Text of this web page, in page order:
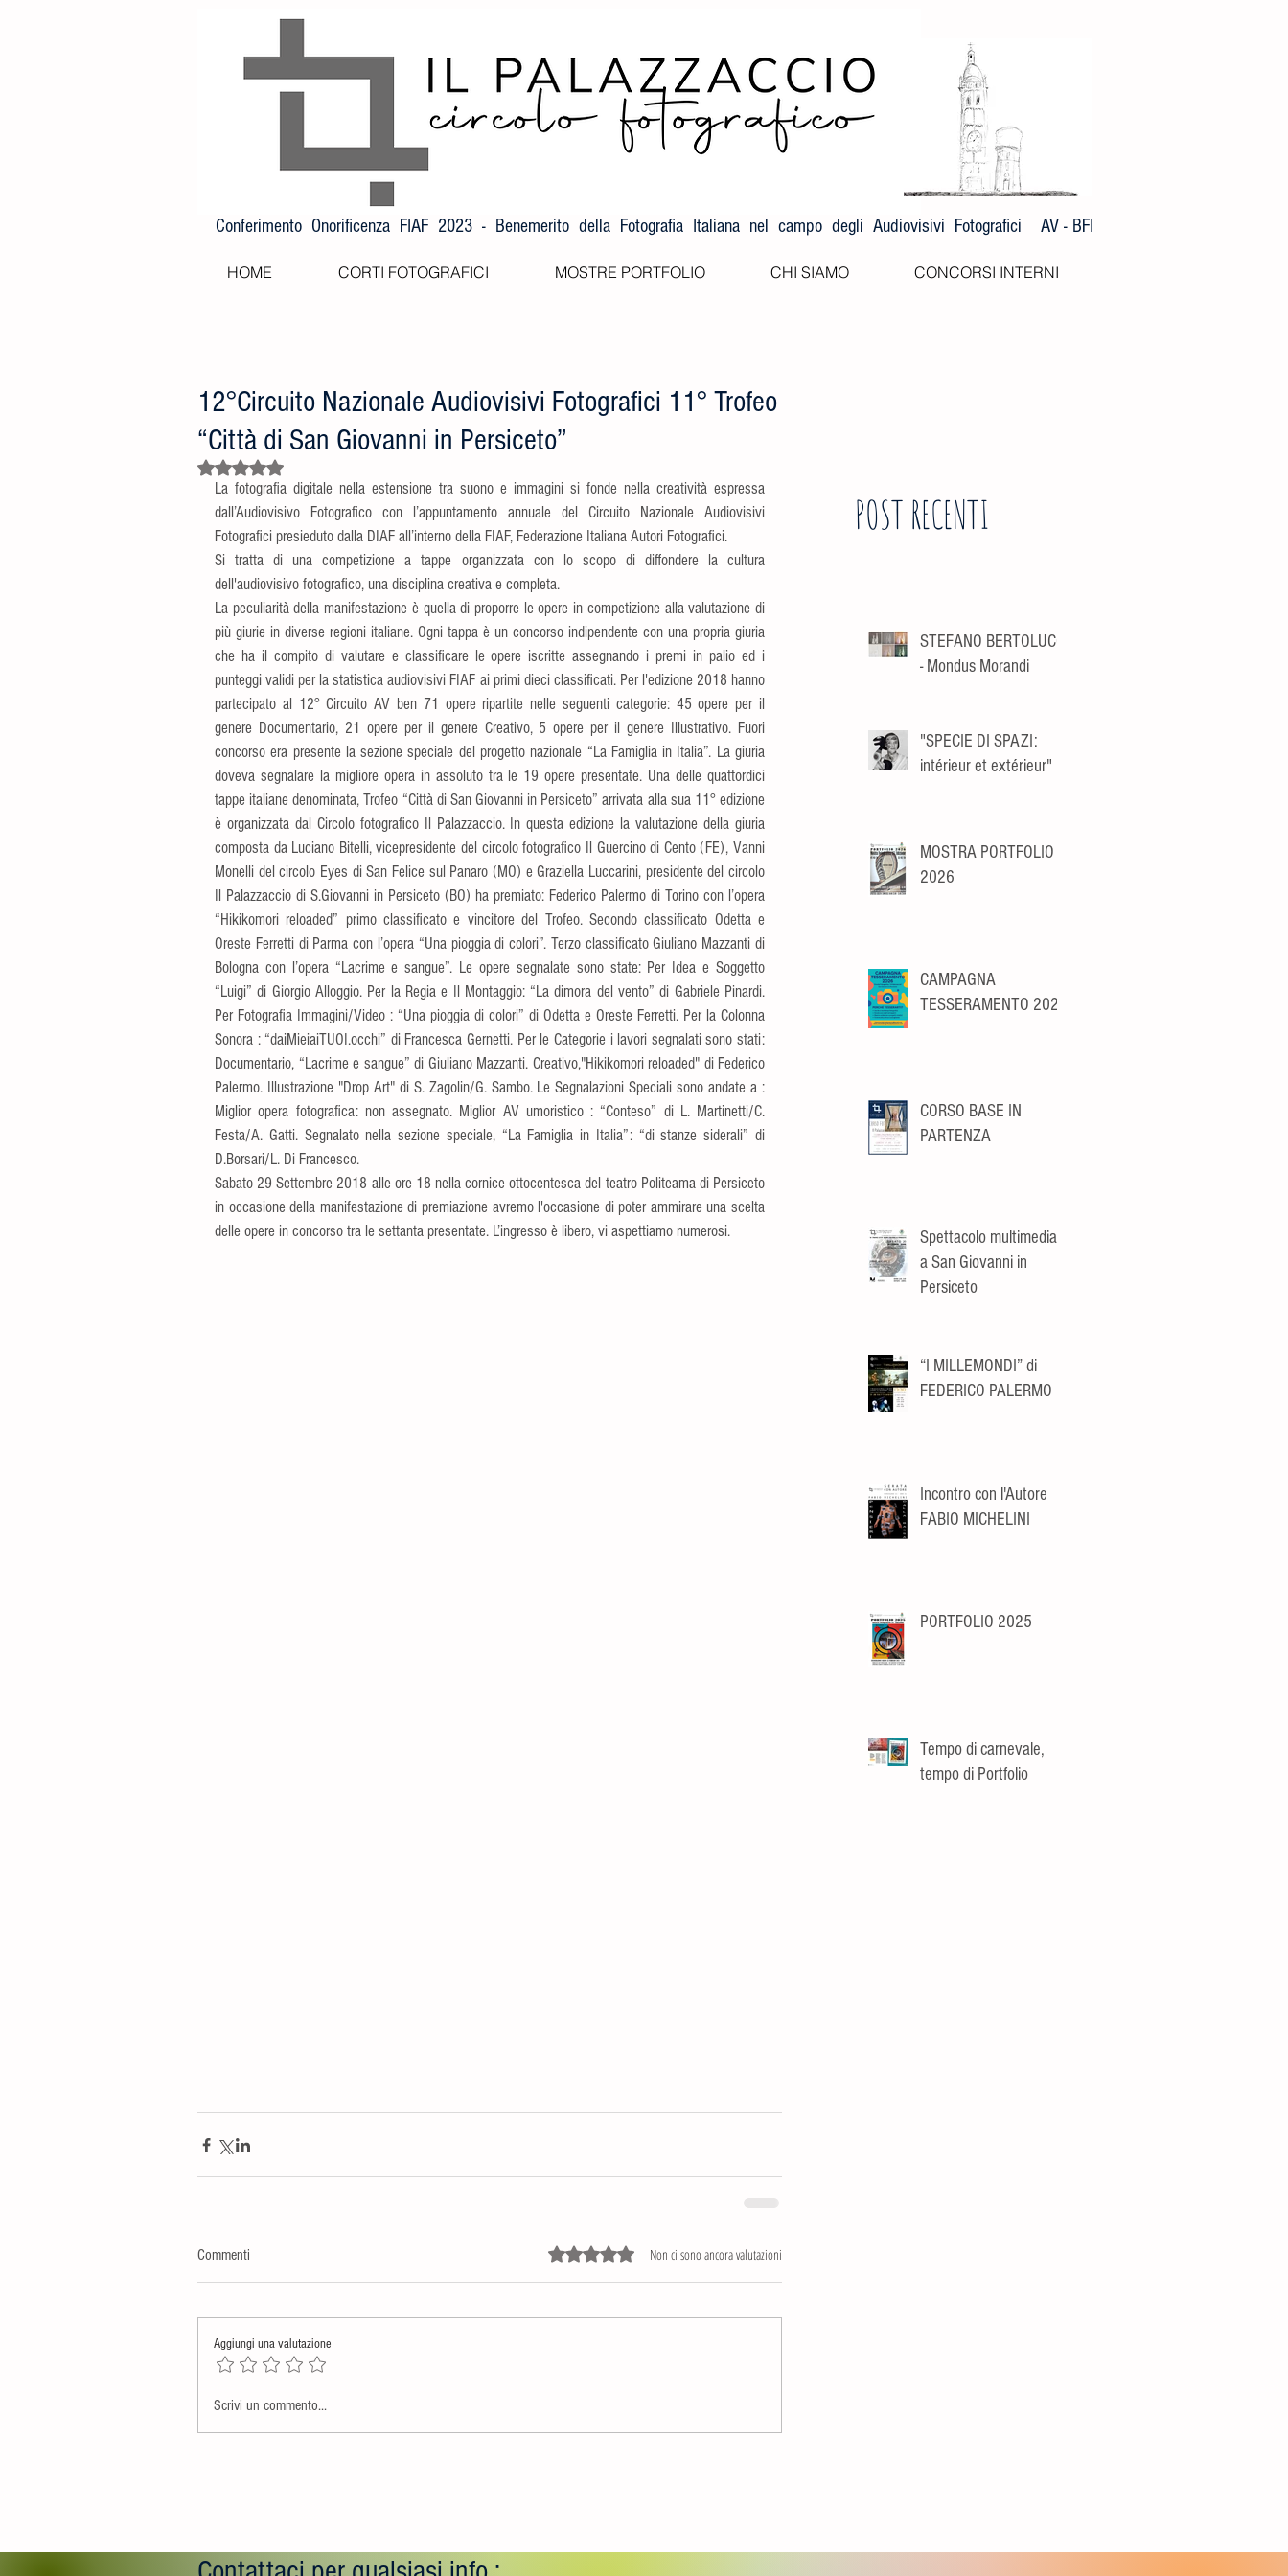
Conferimento Onorificenza FIAF 2023 - Benemerito della Fotografia Italiana nel campo degli Audiovisivi Fotografici AV - BFI
HOME CORTI FOTOGRAFICI MOSTRE PORTFOLIO CHI SIAMO CONCORSI INTERNI
12°Circuito Nazionale Audiovisivi Fotografici 11° Trofeo
“Città di San Giovanni in Persiceto”
Valutazione NaN stelle su 5.
La fotografia digitale nella estensione tra suono e immagini si fonde nella creatività espressa
dall’Audiovisivo Fotografico con l’appuntamento annuale del Circuito Nazionale Audiovisivi
Fotografici presieduto dalla DIAF all’interno della FIAF, Federazione Italiana Autori Fotografici.
Si tratta di una competizione a tappe organizzata con lo scopo di diffondere la cultura
dell'audiovisivo fotografico, una disciplina creativa e completa.
La peculiarità della manifestazione è quella di proporre le opere in competizione alla valutazione di
più giurie in diverse regioni italiane. Ogni tappa è un concorso indipendente con una propria giuria
che ha il compito di valutare e classificare le opere iscritte assegnando i premi in palio ed i
punteggi validi per la statistica audiovisivi FIAF ai primi dieci classificati. Per l'edizione 2018 hanno
partecipato al 12° Circuito AV ben 71 opere ripartite nelle seguenti categorie: 45 opere per il
genere Documentario, 21 opere per il genere Creativo, 5 opere per il genere Illustrativo. Fuori
concorso era presente la sezione speciale del progetto nazionale “La Famiglia in Italia”. La giuria
doveva segnalare la migliore opera in assoluto tra le 19 opere presentate. Una delle quattordici
tappe italiane denominata, Trofeo “Città di San Giovanni in Persiceto” arrivata alla sua 11° edizione
è organizzata dal Circolo fotografico Il Palazzaccio. In questa edizione la valutazione della giuria
composta da Luciano Bitelli, vicepresidente del circolo fotografico Il Guercino di Cento (FE), Vanni
Monelli del circolo Eyes di San Felice sul Panaro (MO) e Graziella Luccarini, presidente del circolo
Il Palazzaccio di S.Giovanni in Persiceto (BO) ha premiato: Federico Palermo di Torino con l’opera
“Hikikomori reloaded” primo classificato e vincitore del Trofeo. Secondo classificato Odetta e
Oreste Ferretti di Parma con l’opera “Una pioggia di colori”. Terzo classificato Giuliano Mazzanti di
Bologna con l’opera “Lacrime e sangue”. Le opere segnalate sono state: Per Idea e Soggetto
“Luigi” di Giorgio Alloggio. Per la Regia e Il Montaggio: “La dimora del vento” di Gabriele Pinardi.
Per Fotografia Immagini/Video : “Una pioggia di colori” di Odetta e Oreste Ferretti. Per la Colonna
Sonora : “daiMieiaiTUOI.occhi” di Francesca Gernetti. Per le Categorie i lavori segnalati sono stati:
Documentario, “Lacrime e sangue” di Giuliano Mazzanti. Creativo,"Hikikomori reloaded" di Federico
Palermo. Illustrazione "Drop Art" di S. Zagolin/G. Sambo. Le Segnalazioni Speciali sono andate a :
Miglior opera fotografica: non assegnato. Miglior AV umoristico : “Conteso” di L. Martinetti/C.
Festa/A. Gatti. Segnalato nella sezione speciale, “La Famiglia in Italia”: “di stanze siderali” di
D.Borsari/L. Di Francesco.
Sabato 29 Settembre 2018 alle ore 18 nella cornice ottocentesca del teatro Politeama di Persiceto
in occasione della manifestazione di premiazione avremo l'occasione di poter ammirare una scelta
delle opere in concorso tra le settanta presentate. L’ingresso è libero, vi aspettiamo numerosi.
Commenti Valutazione 0 stelle su 5.Non ci sono ancora valutazioni
Aggiungi una valutazione
Scrivi un commento...
POST RECENTI
STEFANO BERTOLUCCI
- Mondus Morandi
"SPECIE DI SPAZI:
intérieur et extérieur"
MOSTRA PORTFOLIO
2026
CAMPAGNA
TESSERAMENTO 2026
CORSO BASE IN
PARTENZA
Spettacolo multimediale
a San Giovanni in
Persiceto
“I MILLEMONDI” di
FEDERICO PALERMO
Incontro con l'Autore
FABIO MICHELINI
PORTFOLIO 2025
Tempo di carnevale,
tempo di Portfolio